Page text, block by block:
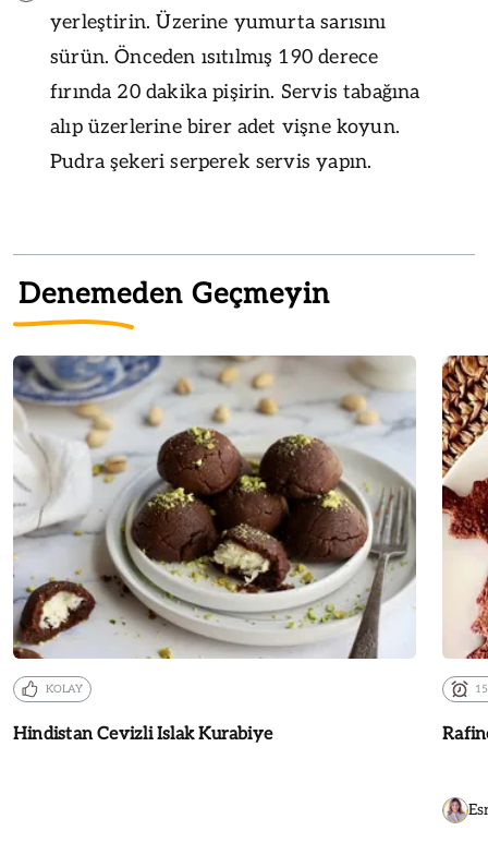
yerleştirin. Üzerine yumurta sarısını
sürün. Önceden ısıtılmış 190 derece
fırında 20 dakika pişirin. Servis tabağına
alıp üzerlerine birer adet vişne koyun.
Pudra şekeri serperek servis yapın.
Denemeden Geçmeyin
KOLAY
Hindistan Cevizli Islak Kurabiye